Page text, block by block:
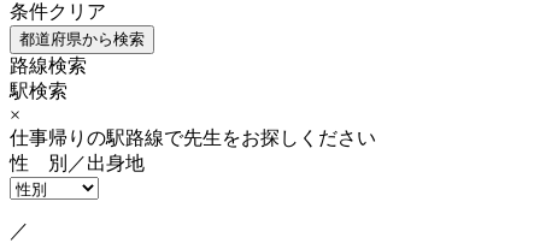
条件クリア
路線検索
駅検索
×
仕事帰りの駅路線で先生をお探しください
性 別／出身地
／